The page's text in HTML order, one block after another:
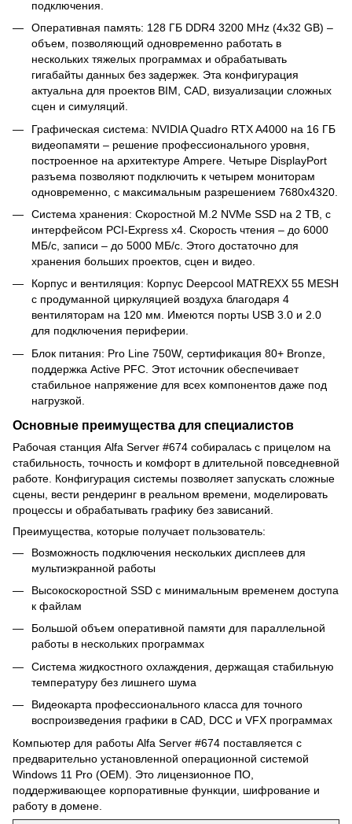
подключения.
Оперативная память: 128 ГБ DDR4 3200 MHz (4x32 GB) –
объем, позволяющий одновременно работать в
нескольких тяжелых программах и обрабатывать
гигабайты данных без задержек. Эта конфигурация
актуальна для проектов BIM, CAD, визуализации сложных
сцен и симуляций.
Графическая система: NVIDIA Quadro RTX A4000 на 16 ГБ
видеопамяти – решение профессионального уровня,
построенное на архитектуре Ampere. Четыре DisplayPort
разъема позволяют подключить к четырем мониторам
одновременно, с максимальным разрешением 7680x4320.
Система хранения: Скоростной M.2 NVMe SSD на 2 ТВ, с
интерфейсом PCI-Express x4. Скорость чтения – до 6000
МБ/с, записи – до 5000 МБ/с. Этого достаточно для
хранения больших проектов, сцен и видео.
Корпус и вентиляция: Корпус Deepcool MATREXX 55 MESH
с продуманной циркуляцией воздуха благодаря 4
вентиляторам на 120 мм. Имеются порты USB 3.0 и 2.0
для подключения периферии.
Блок питания: Pro Line 750W, сертификация 80+ Bronze,
поддержка Active PFC. Этот источник обеспечивает
стабильное напряжение для всех компонентов даже под
нагрузкой.
Основные преимущества для специалистов
Рабочая станция Alfa Server #674 собиралась с прицелом на
стабильность, точность и комфорт в длительной повседневной
работе. Конфигурация системы позволяет запускать сложные
сцены, вести рендеринг в реальном времени, моделировать
процессы и обрабатывать графику без зависаний.
Преимущества, которые получает пользователь:
Возможность подключения нескольких дисплеев для
мультиэкранной работы
Высокоскоростной SSD с минимальным временем доступа
к файлам
Большой объем оперативной памяти для параллельной
работы в нескольких программах
Система жидкостного охлаждения, держащая стабильную
температуру без лишнего шума
Видеокарта профессионального класса для точного
воспроизведения графики в CAD, DCC и VFX программах
Компьютер для работы Alfa Server #674 поставляется с
предварительно установленной операционной системой
Windows 11 Pro (OEM). Это лицензионное ПО,
поддерживающее корпоративные функции, шифрование и
работу в домене.